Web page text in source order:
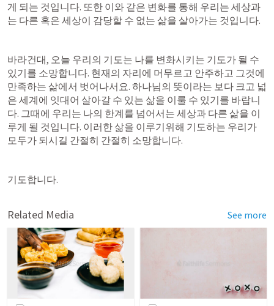
게 되는 것입니다. 또한 이와 같은 변화를 통해 우리는 세상과
는 다른 혹은 세상이 감당할 수 없는 삶을 살아가는 것입니다.
바라건대, 오늘 우리의 기도는 나를 변화시키는 기도가 될 수
있기를 소망합니다. 현재의 자리에 머무르고 안주하고 그것에
만족하는 삶에서 벗어나서요. 하나님의 뜻이라는 보다 크고 넓
은 세계에 잇대어 살아갈 수 있는 삶을 이룰 수 있기를 바랍니
다. 그때에 우리는 나의 한계를 넘어서는 세상과 다른 삶을 이
루게 될 것입니다. 이러한 삶을 이루기위해 기도하는 우리가
모두가 되시길 간절히 간절히 소망합니다.
기도합니다.
Related Media See more